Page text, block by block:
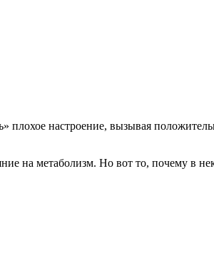
плохое настроение, вызывая
на метаболизм. Но вот то, почему в